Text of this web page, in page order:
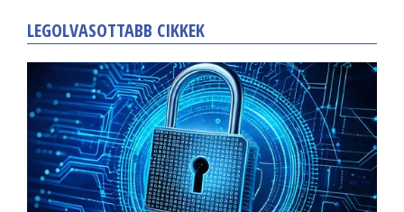
LEGOLVASOTTABB CIKKEK